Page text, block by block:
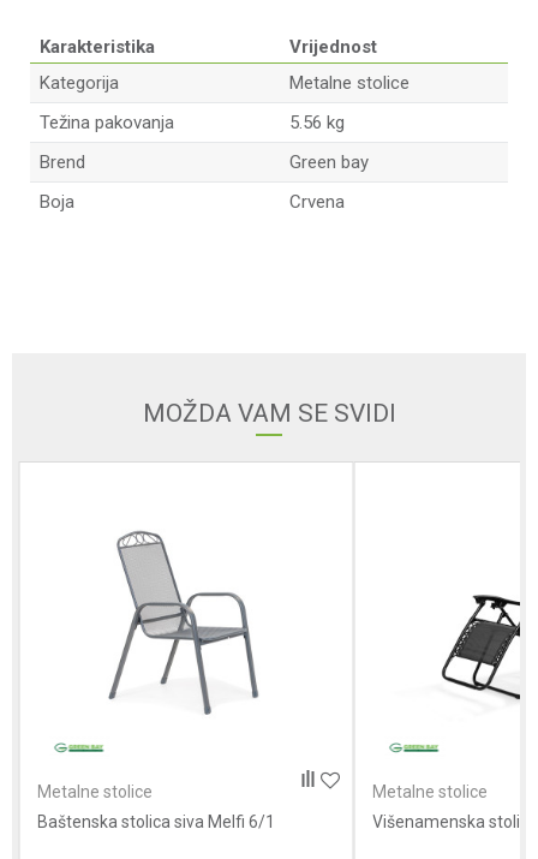
Karakteristika
Vrijednost
Kategorija
Metalne stolice
Težina pakovanja
5.56 kg
Brend
Green bay
Boja
Crvena
Anti-spam zaštita - izračunajte koliko je 2 + 3 :
MOŽDA VAM SE SVIDI
Metalne stolice
Baštenska stolica siva Melfi 6/1
Metalne stolice
Višenamenska